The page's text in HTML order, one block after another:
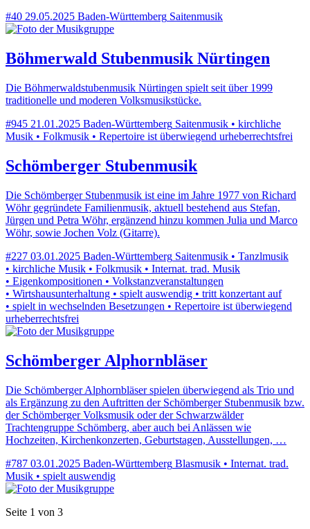
#40 29.05.2025 Baden-Württemberg Saitenmusik
Böhmerwald Stubenmusik Nürtingen
Die Böhmerwaldstubenmusik Nürtingen spielt seit über 1999
traditionelle und moderen Volksmusikstücke.
#945 21.01.2025 Baden-Württemberg Saitenmusik • kirchliche
Musik • Folkmusik • Repertoire ist überwiegend urheberrechtsfrei
Schömberger Stubenmusik
Die Schömberger Stubenmusik ist eine im Jahre 1977 von Richard
Wöhr gegründete Familienmusik, aktuell bestehend aus Stefan,
Jürgen und Petra Wöhr, ergänzend hinzu kommen Julia und Marco
Wöhr, sowie Jochen Volz (Gitarre).
#227 03.01.2025 Baden-Württemberg Saitenmusik • Tanzlmusik
• kirchliche Musik • Folkmusik • Internat. trad. Musik
• Eigenkompositionen • Volkstanzveranstaltungen
• Wirtshausunterhaltung • spielt auswendig • tritt konzertant auf
• spielt in wechselnden Besetzungen • Repertoire ist überwiegend
urheberrechtsfrei
Schömberger Alphornbläser
Die Schömberger Alphornbläser spielen überwiegend als Trio und
als Ergänzung zu den Auftritten der Schömberger Stubenmusik bzw.
der Schömberger Volksmusik oder der Schwarzwälder
Trachtengruppe Schömberg, aber auch bei Anlässen wie
Hochzeiten, Kirchenkonzerten, Geburtstagen, Ausstellungen, …
#787 03.01.2025 Baden-Württemberg Blasmusik • Internat. trad.
Musik • spielt auswendig
Seite 1 von 3